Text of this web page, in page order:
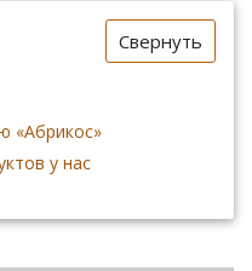
Свернуть
«Абрикос»
у нас